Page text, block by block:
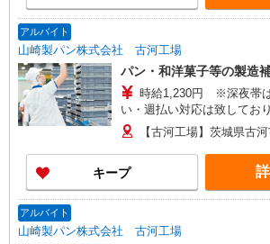
アルバイト
山崎製パン株式会社 古河工場
パン・和洋菓子等の製造
時給1,230円 ※深夜帯は時
い・週払い対応は致してお
お振込み対応となります。
【古河工場】茨城県古
キープ
アルバイト
山崎製パン株式会社 古河工場